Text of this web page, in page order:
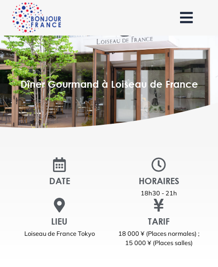
Dîner Gourmand à Loiseau de France
DATE HORAIRES
18h30 - 21h
LIEU
Loiseau de France Tokyo
TARIF
18 000 ¥ (Places normales) ;
15 000 ¥ (Places salles)